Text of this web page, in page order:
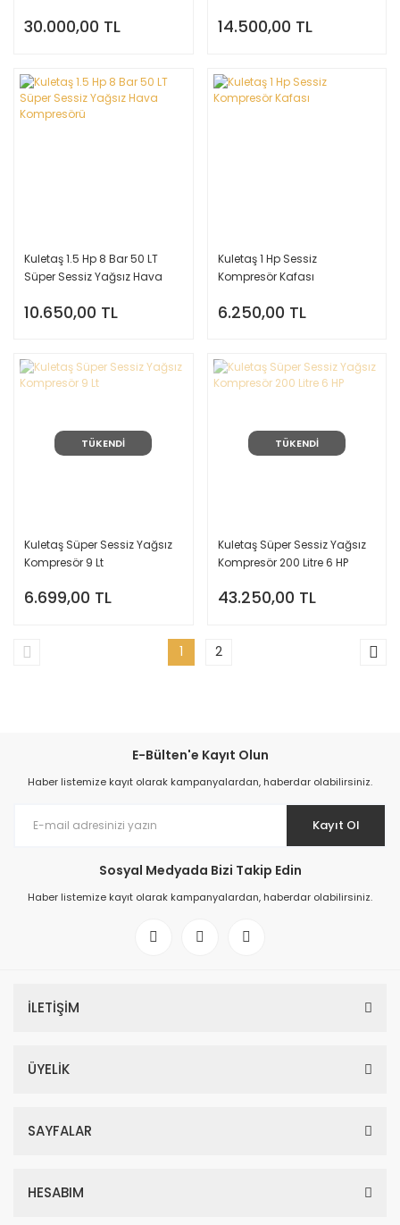
30.000,00 TL 14.500,00 TL
Kuletaş 1.5 Hp 8 Bar 50 LT
Süper Sessiz Yağsız Hava
10.650,00 TL
Kuletaş 1 Hp Sessiz
Kompresör Kafası
6.250,00 TL
TÜKENDİ
Kuletaş Süper Sessiz Yağsız
Kompresör 9 Lt
6.699,00 TL
TÜKENDİ
Kuletaş Süper Sessiz Yağsız
Kompresör 200 Litre 6 HP
43.250,00 TL
1 2
E-Bülten'e Kayıt Olun
Haber listemize kayıt olarak kampanyalardan, haberdar olabilirsiniz.
Kayıt Ol
Sosyal Medyada Bizi Takip Edin
Haber listemize kayıt olarak kampanyalardan, haberdar olabilirsiniz.
İLETİŞİM
ÜYELİK
SAYFALAR
HESABIM